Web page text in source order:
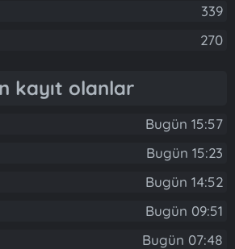
339
270
kayıt olanlar
Bugün 15:57
Bugün 15:23
Bugün 14:52
Bugün 09:51
Bugün 07:48